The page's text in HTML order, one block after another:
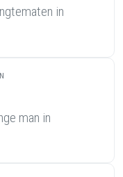
in
man in